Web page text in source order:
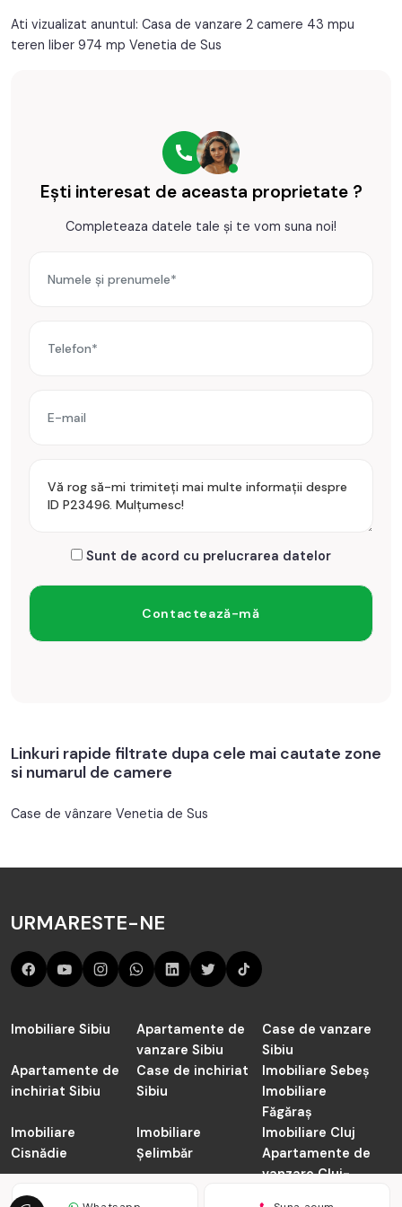
/ id: P23496
Ati vizualizat anuntul: Casa de vanzare 2 camere 43 mpu
teren liber 974 mp Venetia de Sus
Ești interesat de aceasta proprietate ?
Completeaza datele tale și te vom suna noi!
Sunt de acord cu prelucrarea datelor
Linkuri rapide filtrate dupa cele mai cautate zone
si numarul de camere
Case de vânzare Venetia de Sus
URMARESTE-NE
Imobiliare Sibiu
Apartamente de
vanzare Sibiu
Case de vanzare
Sibiu
Apartamente de
inchiriat Sibiu
Case de inchiriat
Sibiu
Imobiliare Sebeș
Imobiliare
Făgăraș
Imobiliare
Cisnădie
Imobiliare
Șelimbăr
Imobiliare Cluj
Apartamente de
vanzare Cluj-